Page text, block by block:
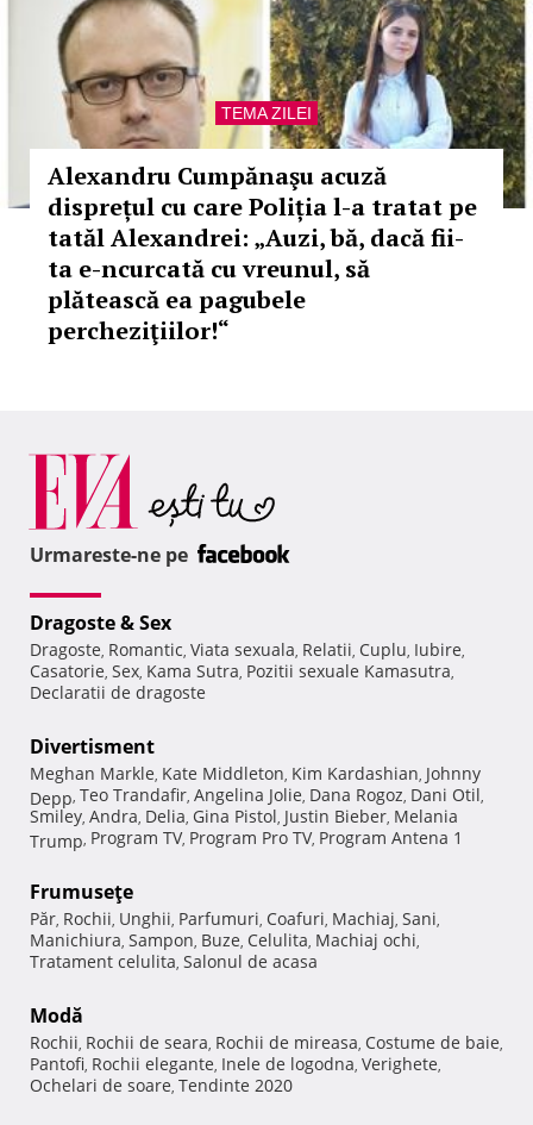
TEMA ZILEI
Alexandru Cumpănaşu acuză
disprețul cu care Poliția l-a tratat pe
tatăl Alexandrei: „Auzi, bă, dacă fii-
ta e-ncurcată cu vreunul, să
plătească ea pagubele
percheziţiilor!“
Urmareste-ne pe
Dragoste & Sex
Dragoste, Romantic, Viata sexuala, Relatii, Cuplu, Iubire,
Casatorie, Sex, Kama Sutra, Pozitii sexuale Kamasutra,
Declaratii de dragoste
Divertisment
Meghan Markle, Kate Middleton, Kim Kardashian, Johnny
Depp, Teo Trandafir, Angelina Jolie, Dana Rogoz, Dani Otil,
Smiley, Andra, Delia, Gina Pistol, Justin Bieber, Melania
Trump, Program TV, Program Pro TV, Program Antena 1
Frumuseţe
Păr, Rochii, Unghii, Parfumuri, Coafuri, Machiaj, Sani,
Manichiura, Sampon, Buze, Celulita, Machiaj ochi,
Tratament celulita, Salonul de acasa
Modă
Rochii, Rochii de seara, Rochii de mireasa, Costume de baie,
Pantofi, Rochii elegante, Inele de logodna, Verighete,
Ochelari de soare, Tendinte 2020